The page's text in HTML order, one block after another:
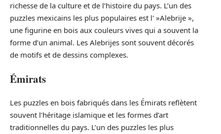
richesse de la culture et de l’histoire du pays. L’un des
puzzles mexicains les plus populaires est l' »Alebrije »,
une figurine en bois aux couleurs vives qui a souvent la
forme d’un animal. Les Alebrijes sont souvent décorés
de motifs et de dessins complexes.
Émirats
Les puzzles en bois fabriqués dans les Émirats reflètent
souvent l’héritage islamique et les formes d’art
traditionnelles du pays. L’un des puzzles les plus